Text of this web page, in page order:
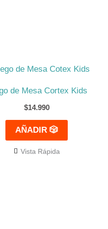
de Mesa Cortex Kids
$14.990
AÑADIR 🎲
Vista Rápida